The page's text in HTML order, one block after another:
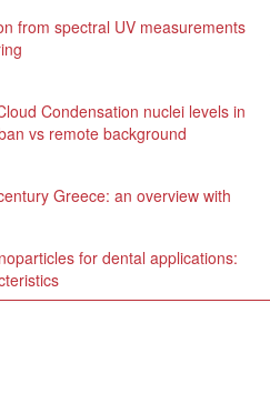
from spectral UV measurements
Condensation nuclei levels in
vs remote background
Greece: an overview with
for dental applications: